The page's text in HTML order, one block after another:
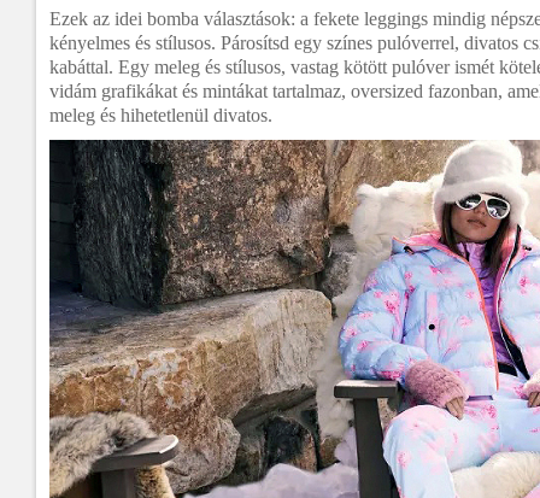
Ezek az idei bomba választások: a fekete leggings mindig
kényelmes és stílusos. Párosítsd egy színes pulóverrel, divatos
kabáttal. Egy meleg és stílusos, vastag kötött pulóver ismét
vidám grafikákat és mintákat tartalmaz, oversized fazonban,
meleg és hihetetlenül divatos.